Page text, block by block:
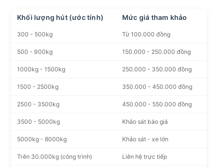
Khối lượng hút (ước tính) Mức giá tham khảo
300 - 500kg Từ 100.000 đồng
500 - 900kg 150.000 - 250.000 đồng
1000kg - 1500kg 250.000 - 350.000 đồng
1500 - 2500kg 350.000 - 450.000 đồng
2500 - 3500kg 450.000 - 550.000 đồng
3500 - 5000kg Khảo sát báo giá
5000kg - 8000kg Khảo sát - xe lớn
Trên 30.000kg (công trình) Liên hệ trực tiếp